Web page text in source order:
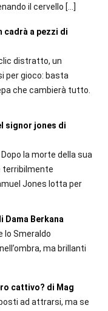
il cervello […]
cadrà a pezzi di
distratto, un
per gioco: basta
che cambierà tutto.
signor jones di
la morte della sua
terribilmente
Jones lotta per
Dama Berkana
lo Smeraldo
ma brillanti
cattivo? di Mag
ad attrarsi, ma se